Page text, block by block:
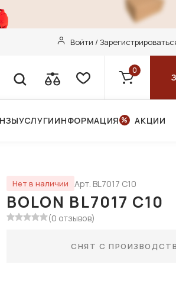
Войти /
0
УСЛУГИИНФОРМАЦИЯ АКЦИИ
Нет в наличии Арт. BL7017 C10
BOLON BL7017 C10
(0 отзывов)
СНЯТ С